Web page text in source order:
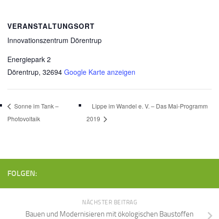
VERANSTALTUNGSORT
Innovationszentrum Dörentrup
Energiepark 2
Dörentrup, 32694 Google Karte anzeigen
Sonne im Tank –
Photovoltaik
Lippe im Wandel e. V. – Das Mai-Programm
2019
FOLGEN:
NÄCHSTER BEITRAG
Bauen und Modernisieren mit ökologischen Baustoffen